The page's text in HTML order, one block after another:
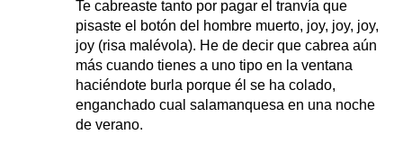
Te cabreaste tanto por pagar el tranvía que
pisaste el botón del hombre muerto, joy, joy, joy,
joy (risa malévola). He de decir que cabrea aún
más cuando tienes a uno tipo en la ventana
haciéndote burla porque él se ha colado,
enganchado cual salamanquesa en una noche
de verano.